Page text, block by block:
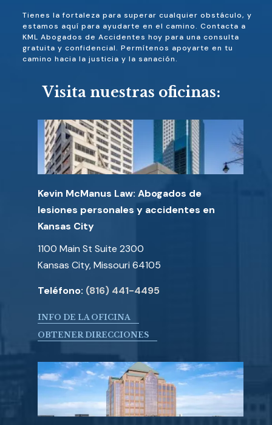
Tienes la fortaleza para superar cualquier obstáculo, y
estamos aquí para ayudarte en el camino. Contacta a
KML Abogados de Accidentes hoy para una consulta
gratuita y confidencial. Permítenos apoyarte en tu
camino hacia la justicia y la sanación.
Visita nuestras oficinas:
Kevin McManus Law: Abogados de
lesiones personales y accidentes en
Kansas City
1100 Main St Suite 2300
Kansas City, Missouri 64105
Teléfono: (816) 441-4495
INFO DE LA OFICINA
OBTENER DIRECCIONES